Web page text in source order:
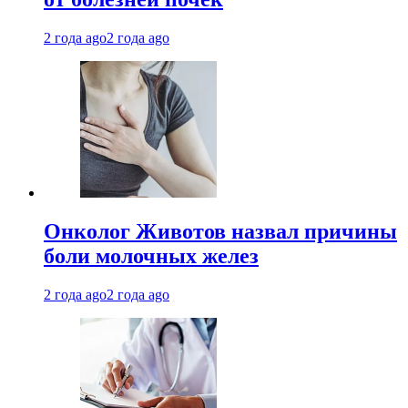
2 года ago2 года ago
Онколог Животов назвал причины
боли молочных желез
2 года ago2 года ago